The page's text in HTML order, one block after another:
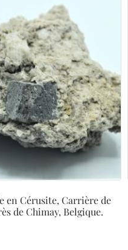
en Cérusite, Carrière de
de Chimay, Belgique.